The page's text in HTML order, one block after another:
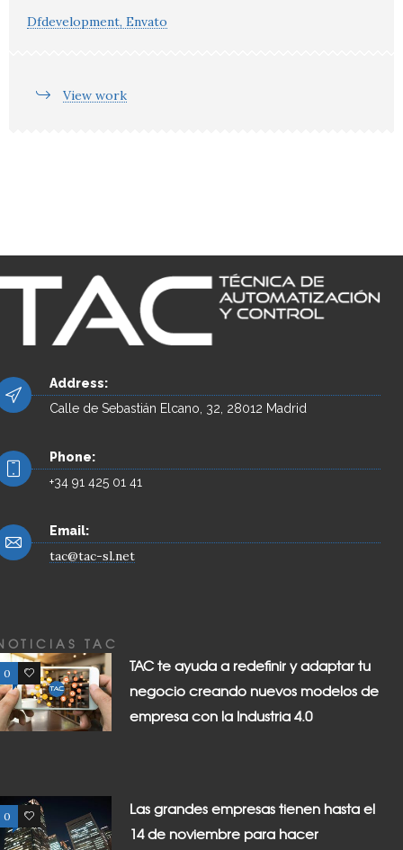
Dfdevelopment, Envato
View work
Address:
Calle de Sebastián Elcano, 32, 28012 Madrid
Phone:
+34 91 425 01 41
Email:
tac@tac-sl.net
TAC
0 0
TAC te ayuda a redefinir y adaptar tu
negocio creando nuevos modelos de
empresa con la Industria 4.0
0 0
Las grandes empresas tienen hasta el
14 de noviembre para hacer